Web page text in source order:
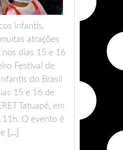
infantis,
atrações
nos dias 15 e 16
Festival de
do Brasil
15 e 16 de
Tatuapé, em
11h. O evento é
[…]